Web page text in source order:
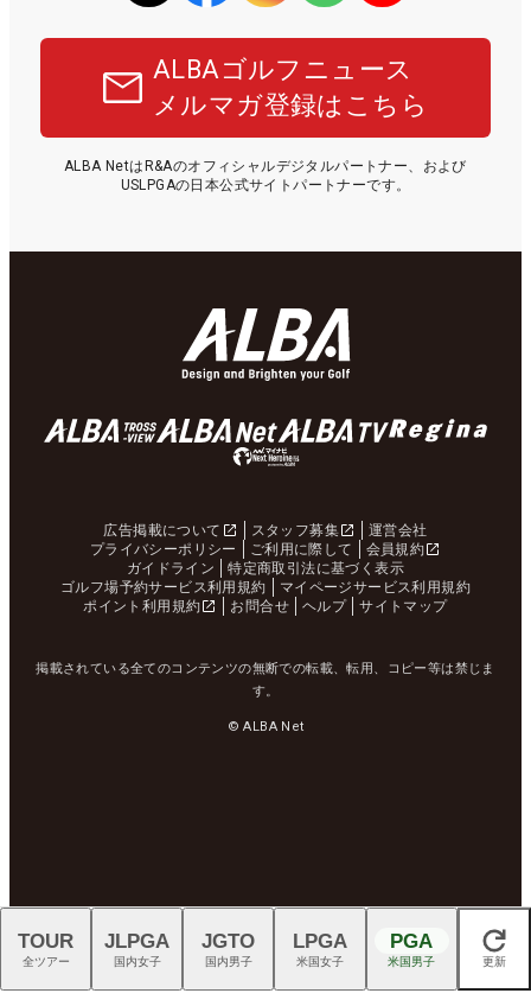
ALBAゴルフニュース
メルマガ登録はこちら
ALBA NetはR&Aのオフィシャルデジタルパートナー、および
USLPGAの日本公式サイトパートナーです。
広告掲載について スタッフ募集
運営会社
プライバシーポリシー
ご利用に際して
会員規約
ガイドライン
特定商取引法に基づく表示
ゴルフ場予約サービス利用規約
マイページサービス利用規約
ポイント利用規約
お問合せ ヘルプ サイトマップ
掲載されている全てのコンテンツの無断での転載、転用、コピー等は禁じま
す。
© ALBA Net
閉じる
TOUR
全ツアー
JLPGA
国内女子
JGTO
国内男子
LPGA
米国女子
PGA
米国男子 更新